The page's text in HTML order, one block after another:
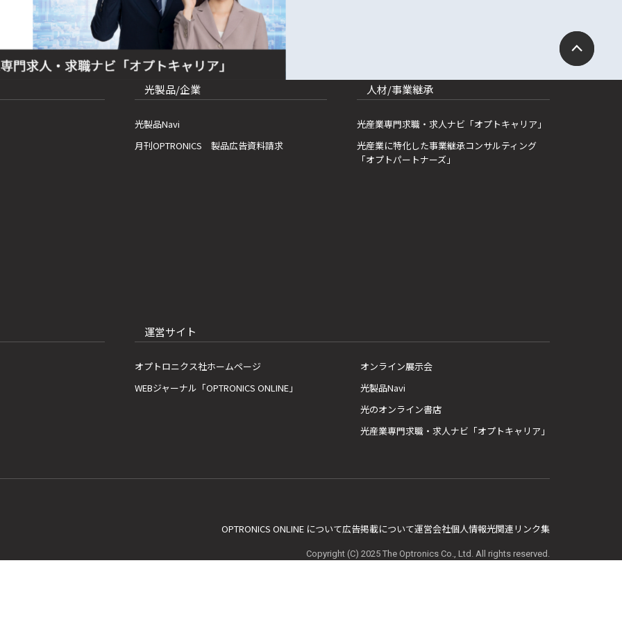
光製品/企業
光製品Navi
月刊OPTRONICS 製品広告資料請求
人材/事業継承
光産業専門求職・求人ナビ「オプトキャリア」
光産業に特化した事業継承コンサルティング
「オプトパートナーズ」
運営サイト
オプトロニクス社ホームページ
WEBジャーナル「OPTRONICS ONLINE」
オンライン展示会
光製品Navi
光のオンライン書店
光産業専門求職・求人ナビ「オプトキャリア」
OPTRONICS ONLINE について広告掲載について運営会社個人情報光関連リンク集
Copyright (C) 2025 The Optronics Co., Ltd. All rights reserved.